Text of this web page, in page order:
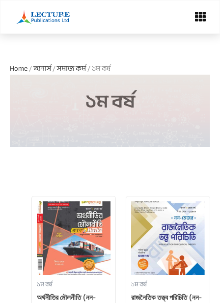
Menu
Home/অনার্স/সমাজ কর্ম/ ১ম বর্ষ
১ম বর্ষ
১ম বর্ষ
অর্থনীতির মৌলনীতি (নন-
১ম বর্ষ
রাজনৈতিক তত্ত্ব পরিচিতি (নন-